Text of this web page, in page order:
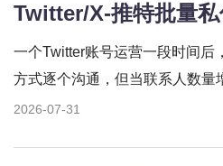
Twitter/X-推特批量
一个Twitter账号运营一段时间后
方式逐个沟通，但当联系人数量
2026-07-31